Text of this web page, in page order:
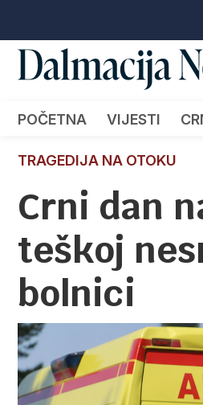
POČETNA VIJESTI
TRAGEDIJA NA OTOKU
Crni dan
teškoj
bolnici